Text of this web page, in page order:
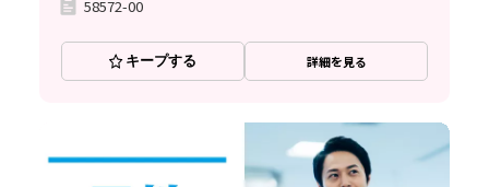
58572-00
キープする 詳細を見る